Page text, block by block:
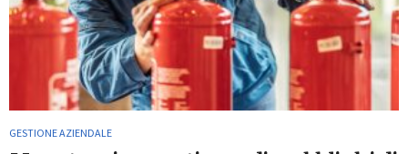
GESTIONE AZIENDALE